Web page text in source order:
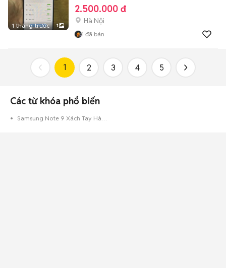
1 tháng trước 1
2.500.000 đ
Hà Nội
1 đã bán
1 2 3 4 5
Các từ khóa phổ biến